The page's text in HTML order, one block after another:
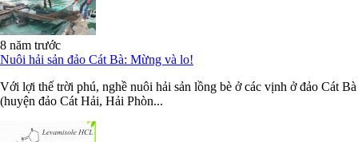
8 năm trước
Nuôi hải sản đảo Cát Bà: Mừng và lo!
Với lợi thế trời phú, nghề nuôi hải sản lồng bè ở các vịnh ở đảo Cát Bà
(huyện đảo Cát Hải, Hải Phòn...